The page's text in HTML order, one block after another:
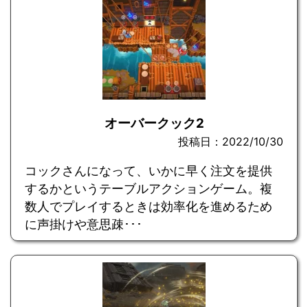
オーバークック2
投稿日：2022/10/30
コックさんになって、いかに早く注文を提供
するかというテーブルアクションゲーム。複
数人でプレイするときは効率化を進めるため
に声掛けや意思疎･･･